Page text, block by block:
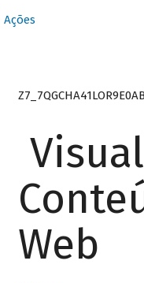
Ações
Web